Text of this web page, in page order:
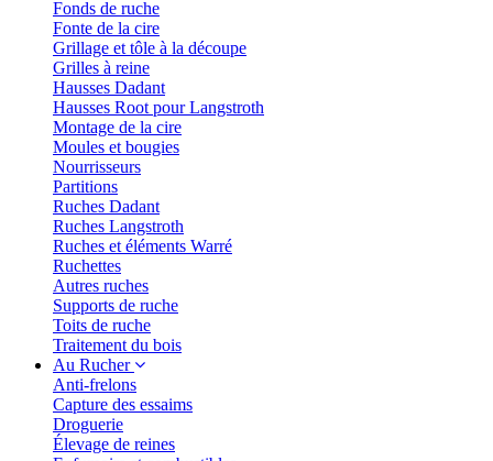
Fonds de ruche
Fonte de la cire
Grillage et tôle à la découpe
Grilles à reine
Hausses Dadant
Hausses Root pour Langstroth
Montage de la cire
Moules et bougies
Nourrisseurs
Partitions
Ruches Dadant
Ruches Langstroth
Ruches et éléments Warré
Ruchettes
Autres ruches
Supports de ruche
Toits de ruche
Traitement du bois
Au Rucher
Anti-frelons
Capture des essaims
Droguerie
Élevage de reines